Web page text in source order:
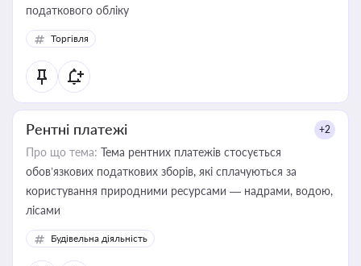
податкового обліку
Торгівля
Рентні платежі +2
Про що тема: Тема рентних платежів стосується
обов’язкових податкових зборів, які сплачуються за
користування природними ресурсами — надрами, водою,
лісами
Будівельна діяльність